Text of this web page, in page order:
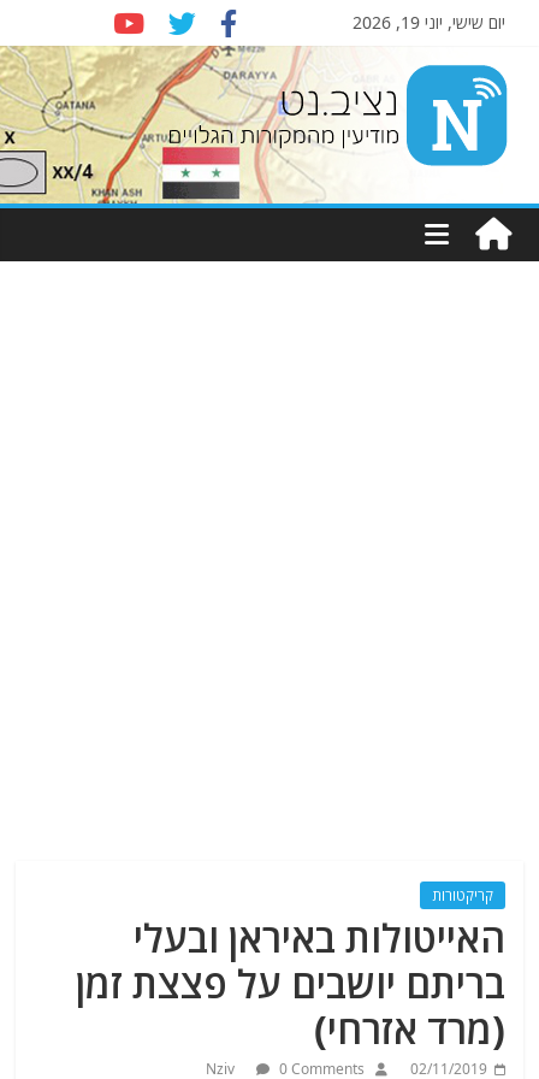
יום שישי, יוני 19, 2026
Nziv.net
מודיעין
מהמקורות
קריקטורות
האייטולות באיראן ובעלי
בריתם יושבים על פצצת זמן
(מרד אזרחי)
02/11/2019
Nziv 0 Comments